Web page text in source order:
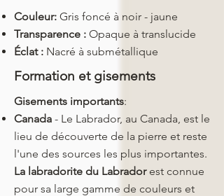
Couleur: Gris foncé à noir - jaune
Transparence : Opaque à translucide
Éclat : Nacré à submétallique
Formation et gisements
Gisements importants:
Canada - Le Labrador, au Canada, est le
lieu de découverte de la pierre et reste
l'une des sources les plus importantes.
La labradorite du Labradorest connue
pour sa large gamme de couleurs et